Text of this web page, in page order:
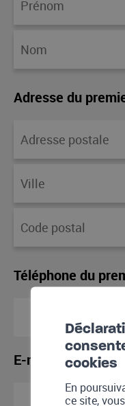
Adresse du
Téléphone du
E-mail du premier
cookies
En
ce site,